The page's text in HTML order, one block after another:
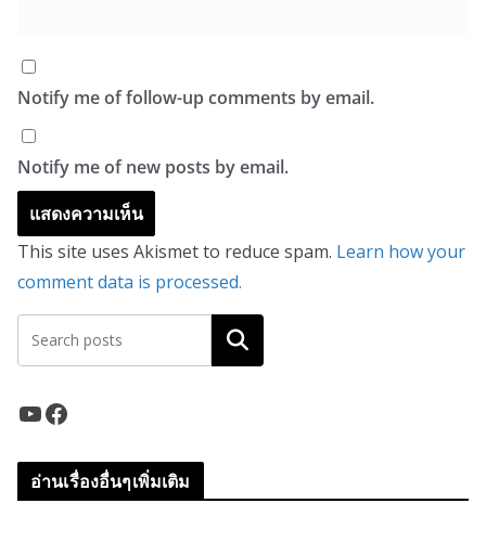
Notify me of follow-up comments by email.
Notify me of new posts by email.
This site uses Akismet to reduce spam. Learn how your
comment data is processed.
ค้นหา
YouTube Facebook
อ่านเรื่องอื่นๆเพิ่มเติม